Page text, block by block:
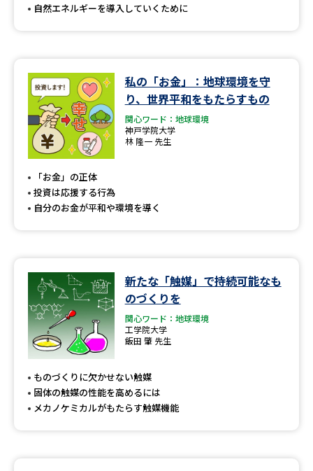
高等学校（情報）教員資格認定
大学研究
大学で学べる内容や特徴を調べる
データサイエンス特集 奨学金・特待生制度特集
デジタルパンフレット 進路の３択
新学年スタート号特集ページ
（高3生用）
SELFBRAND特集ページ
自然エネルギーを導入していくために
私の「お金」：地球環境を守
り、世界平和をもたらすもの
関心ワード：地球環境
神戸学院大学
林 隆一 先生
「お金」の正体
投資は応援する行為
自分のお金が平和や環境を導く
新たな「触媒」で持続可能なも
のづくりを
関心ワード：地球環境
工学院大学
飯田 肇 先生
ものづくりに欠かせない触媒
固体の触媒の性能を高めるには
メカノケミカルがもたらす触媒機能